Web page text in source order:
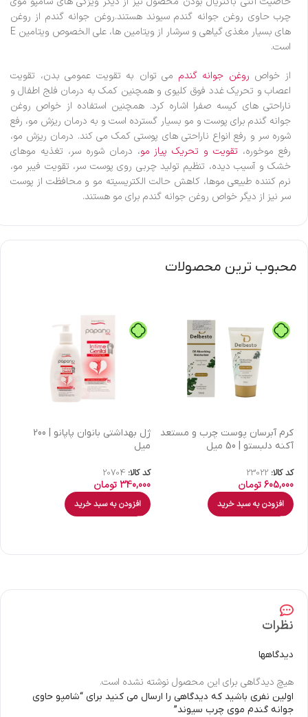
چرب حاوی روغن جوانه گندم سیوند هستند.روغن جوانه گندم از روغن
های بسیار مغذی گیاهی و سرشار از ویتامین ها، علی الخصوص ویتامین E
است.
از خواص روغن جوانه گندم می توان به تقویت عمومی بدن، تقویت
اعصاب و تحریک غدد فوق کلیوی و همچنین کمک به درمان فلج اطفال و
ناراحتی های کیسه صفرا اشاره کرد. همچنین استفاده از خواص روغن
جوانه گندم برای پوست و مو بسیار گسترده است و به درمان ریزش مو، رفع
شوره سر و رفع انواع ناراحتی های پوستی کمک می کند. درمان ریزش مو،
رفع موخوره، تقویت و تحریک پیاز مو، درمان شوره سر، تغذیه موهای
خشک و آسیب دیده، تنظیم تولید چربی روی پوست سر، تقویت فیبر مو،
نرم کننده طبیعی موها، کاهش حالت الکتریسیته مو و محافظت از پوست
سر نیز از دیگر خواص روغن جوانه گندم برای مو هستند.
محبوب ترین محصولات
كرم آبرسان پوست چرب و مستعد
آکنه دلبستو | 50 میل
کد کالا: 23022
605,000تومان
افزودن به سبد خرید
ژل بهداشتی بانوان پاپانو | 200
میل
کد کالا: 20704
340,000تومان
افزودن به سبد خرید
نظرات
دیدگاهها
هیچ دیدگاهی برای این محصول نوشته نشده است.
اولین نفری باشید که دیدگاهی را ارسال می کنید برای “شامپو حاوی
جوانه گندم موی چرب سیوند”